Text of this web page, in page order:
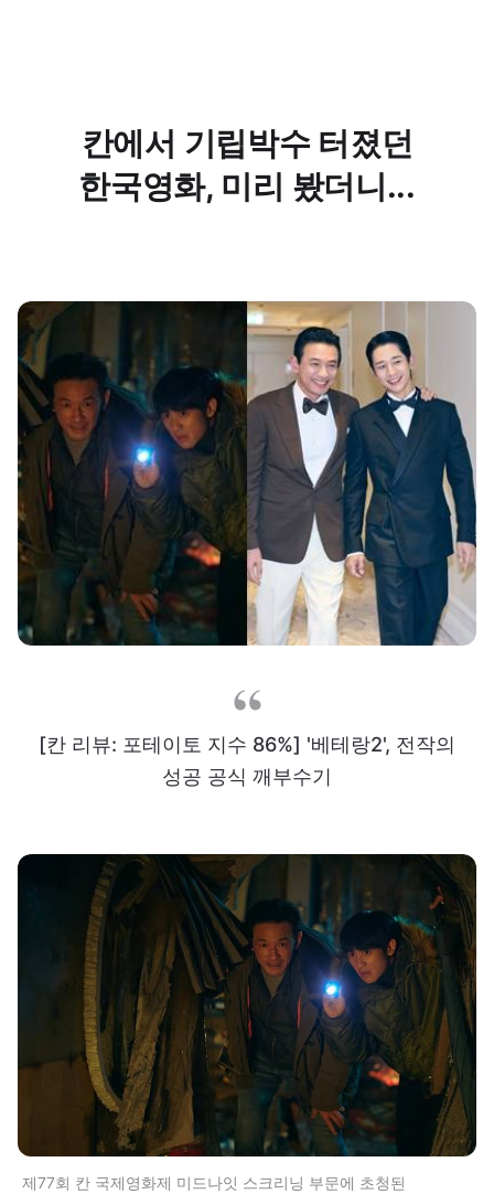
칸에서 기립박수 터졌던
한국영화, 미리 봤더니...
[칸 리뷰: 포테이토 지수 86%] '베테랑2', 전작의
성공 공식 깨부수기
제77회 칸 국제영화제 미드나잇 스크리닝 부문에 초청된